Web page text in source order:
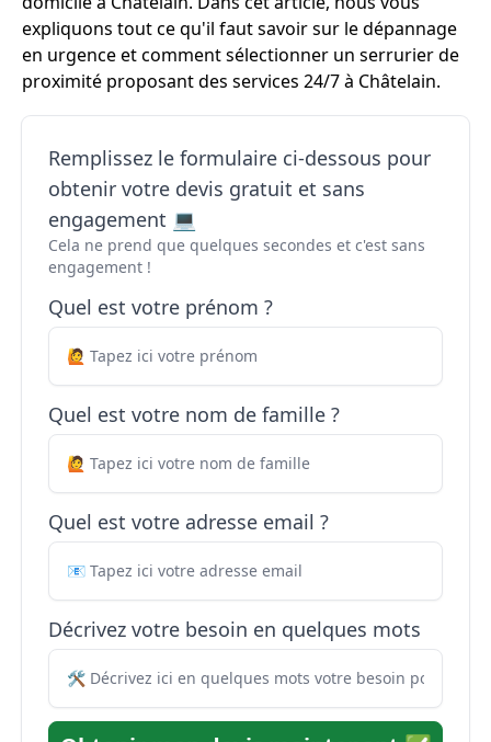
expliquons tout ce qu'il faut savoir sur le dépannage
en urgence et comment sélectionner un serrurier de
proximité proposant des services 24/7 à Châtelain.
Remplissez le formulaire ci-dessous pour
obtenir votre devis gratuit et sans
engagement 💻
Cela ne prend que quelques secondes et c'est sans
engagement !
Quel est votre prénom ?
Quel est votre nom de famille ?
Quel est votre adresse email ?
Décrivez votre besoin en quelques mots